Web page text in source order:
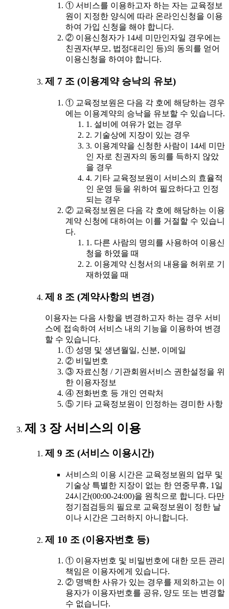
① 서비스를 이용하고자 하는 자는 교육정보
원이 지정한 양식에 따라 온라인신청을 이용
하여 가입 신청을 해야 합니다.
② 이용신청자가 14세 미만인자일 경우에는
친권자(부모, 법정대리인 등)의 동의를 얻어
이용신청을 하여야 합니다.
제 7 조 (이용계약 승낙의 유보)
① 교육정보원은 다음 각 호에 해당하는 경우
에는 이용계약의 승낙을 유보할 수 있습니다.
1. 설비에 여유가 없는 경우
2. 기술상에 지장이 있는 경우
3. 이용계약을 신청한 사람이 14세 미만
인 자로 친권자의 동의를 득하지 않았
을 경우
4. 기타 교육정보원이 서비스의 효율적
인 운영 등을 위하여 필요하다고 인정
되는 경우
② 교육정보원은 다음 각 호에 해당하는 이용
계약 신청에 대하여는 이를 거절할 수 있습니
다.
1. 다른 사람의 명의를 사용하여 이용신
청을 하였을 때
2. 이용계약 신청서의 내용을 허위로 기
재하였을 때
제 8 조 (계약사항의 변경)
이용자는 다음 사항을 변경하고자 하는 경우 서비
스에 접속하여 서비스 내의 기능을 이용하여 변경
할 수 있습니다.
① 성명 및 생년월일, 신분, 이메일
② 비밀번호
③ 자료신청 / 기관회원서비스 권한설정을 위
한 이용자정보
④ 전화번호 등 개인 연락처
⑤ 기타 교육정보원이 인정하는 경미한 사항
제 3 장 서비스의 이용
제 9 조 (서비스 이용시간)
서비스의 이용 시간은 교육정보원의 업무 및
기술상 특별한 지장이 없는 한 연중무휴, 1일
24시간(00:00-24:00)을 원칙으로 합니다. 다만
정기점검등의 필요로 교육정보원이 정한 날
이나 시간은 그러하지 아니합니다.
제 10 조 (이용자번호 등)
① 이용자번호 및 비밀번호에 대한 모든 관리
책임은 이용자에게 있습니다.
② 명백한 사유가 있는 경우를 제외하고는 이
용자가 이용자번호를 공유, 양도 또는 변경할
수 없습니다.